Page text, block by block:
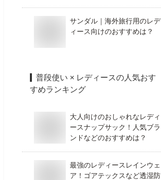
サンダル｜海外旅行用のレデ
ィース向けのおすすめは？
普段使い × レディースの人気おす
すめランキング
大人向けのおしゃれなレディ
ースナップサック！人気ブラ
ンドなどのおすすめは？
最強のレディースレインウェ
ア！ゴアテックスなど透湿防